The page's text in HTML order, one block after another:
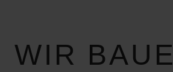
WIR